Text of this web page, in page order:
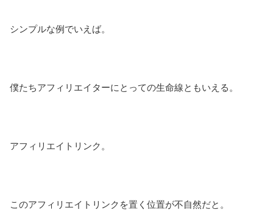
シンプルな例でいえば。
僕たちアフィリエイターにとっての生命線ともいえる。
アフィリエイトリンク。
このアフィリエイトリンクを置く位置が不自然だと。